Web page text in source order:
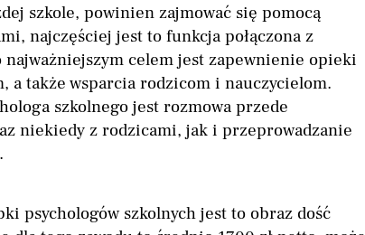
szkole, powinien zajmować się pomocą
najczęściej jest to funkcja połączona z
najważniejszym celem jest zapewnienie opieki
a także wsparcia rodzicom i nauczycielom.
szkolnego jest rozmowa przede
niekiedy z rodzicami, jak i przeprowadzanie
psychologów szkolnych jest to obraz dość